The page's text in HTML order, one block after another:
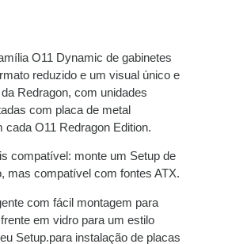
sem
R$738,99
com
R$742,68
com
R$744,90
com
R$749,34
O11 Dynamic de gabinetes
reduzido e um visual único e
Redragon, com unidades
com placa de metal
O11 Redragon Edition.
compatível: monte um Setup de
mas compatível com fontes ATX.
com fácil montagem para
em vidro para um estilo
Setup.para instalação de placas